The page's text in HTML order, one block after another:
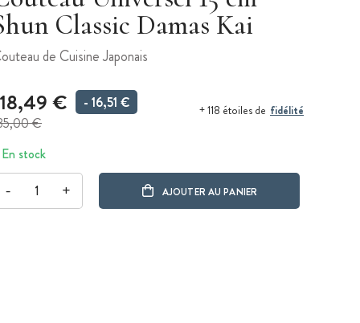
Classic Damas Kai
de Cuisine Japonais
€
€
- 16,51 € + 118 étoiles de fidélité
En stock
- + AJOUTER AU PANIER